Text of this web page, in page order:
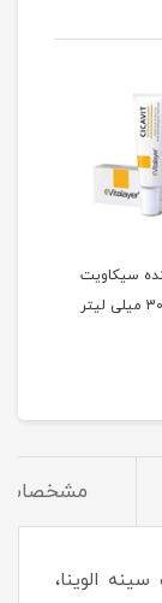
سیکاویت
مشخصات
الوینا،